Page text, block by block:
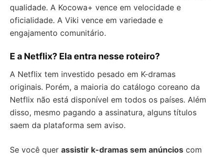
qualidade. A Kocowa+ vence em velocidade e
oficialidade. A Viki vence em variedade e
engajamento comunitário.
E a Netflix? Ela entra nesse roteiro?
A Netflix tem investido pesado em K-dramas
originais. Porém, a maioria do catálogo coreano da
Netflix não está disponível em todos os países. Além
disso, mesmo pagando a assinatura, alguns títulos
saem da plataforma sem aviso.
Se você quer assistir k-dramas sem anúncios com